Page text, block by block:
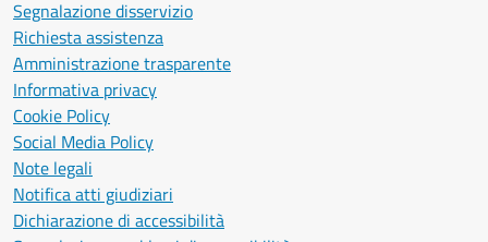
Segnalazione disservizio
Richiesta assistenza
Amministrazione trasparente
Informativa privacy
Cookie Policy
Social Media Policy
Note legali
Notifica atti giudiziari
Dichiarazione di accessibilità